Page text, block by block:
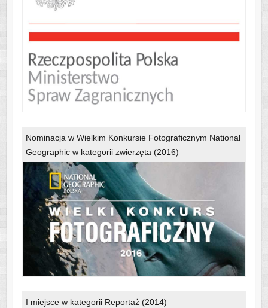
Nominacja w Wielkim Konkursie Fotograficznym National
Geographic w kategorii zwierzęta (2016)
I miejsce w kategorii Reportaż (2014)